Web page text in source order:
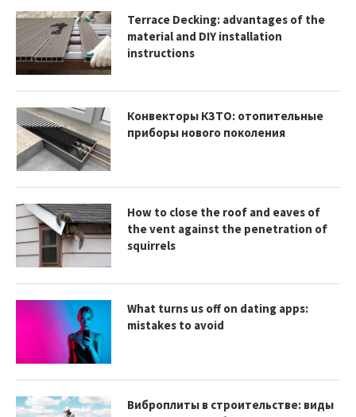
Terrace Decking: advantages of the
material and DIY installation
instructions
Конвекторы КЗТО: отопительные
приборы нового поколения
How to close the roof and eaves of
the vent against the penetration of
squirrels
What turns us off on dating apps:
mistakes to avoid
Виброплиты в строительстве: виды